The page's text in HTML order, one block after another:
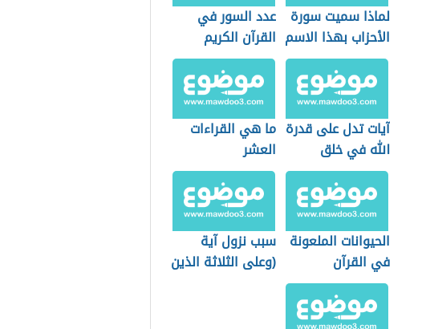
لماذا سميت سورة
الأحزاب بهذا الاسم
عدد السور في
القرآن الكريم
آيات تدل على قدرة
الله في خلق
الكون
ما هي القراءات
العشر
الحيوانات الملعونة
في القرآن
سبب نزول آية
(وعلى الثلاثة الذين